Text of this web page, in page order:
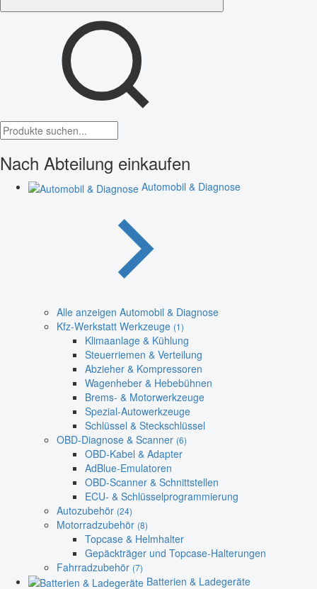
Nach Abteilung einkaufen
Automobil & Diagnose
Alle anzeigen Automobil & Diagnose
Kfz-Werkstatt Werkzeuge (1)
Klimaanlage & Kühlung
Steuerriemen & Verteilung
Abzieher & Kompressoren
Wagenheber & Hebebühnen
Brems- & Motorwerkzeuge
Spezial-Autowerkzeuge
Schlüssel & Steckschlüssel
OBD-Diagnose & Scanner (6)
OBD-Kabel & Adapter
AdBlue-Emulatoren
OBD-Scanner & Schnittstellen
ECU- & Schlüsselprogrammierung
Autozubehör (24)
Motorradzubehör (8)
Topcase & Helmhalter
Gepäckträger und Topcase-Halterungen
Fahrradzubehör (7)
Batterien & Ladegeräte